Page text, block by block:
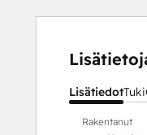
LisätiedotTuki
Rakentanut